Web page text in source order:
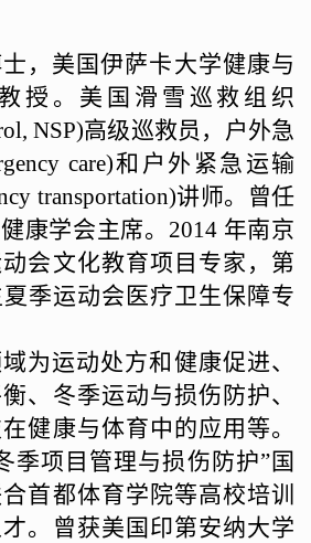
，美国伊萨卡大学健康与
授。美国滑雪巡救组织
NSP)高级巡救员，户外急
care)和户外紧急运输
transportation)讲师。曾任
康学会主席。 2014 年南京
会文化教育项目专家，第
季运动会医疗卫生保障专
为运动处方和健康促进、
、冬季运动与损伤防护、
健康与体育中的应用等。
季项目管理与损伤防护”国
首都体育学院等高校培训
。曾获美国印第安纳大学